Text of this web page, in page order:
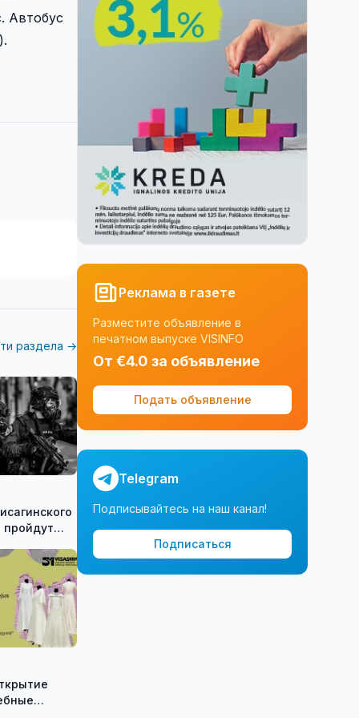
Автобус
раздела →
пройдут
Реклама в газете
Разместите объявление в
печатном выпуске VISINFO
От €4.0 за объявление
Подать объявление
Telegram
Подписывайтесь на наш канал!
Подписаться